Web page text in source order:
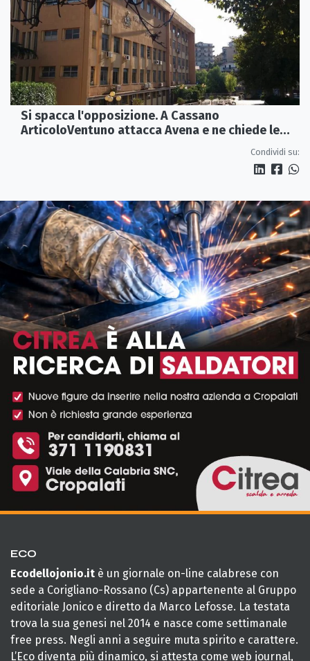
Si spacca l'opposizione. A Cassano
ArticoloVentuno attacca Avena e ne chiede le
Condividi su:
ECO
Ecodellojonio.it è un giornale on-line calabrese con
sede a Corigliano-Rossano (Cs) appartenente al Gruppo
editoriale Jonico e diretto da Marco Lefosse. La testata
trova la sua genesi nel 2014 e nasce come settimanale
free press. Negli anni a seguire muta spirito e carattere.
L’Eco diventa più dinamico, si attesta come web journal,